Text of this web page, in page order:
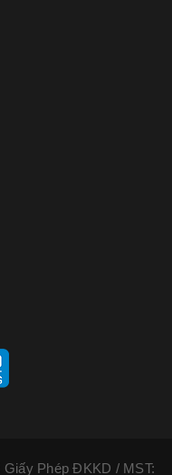
Phép ĐKKD / MST: